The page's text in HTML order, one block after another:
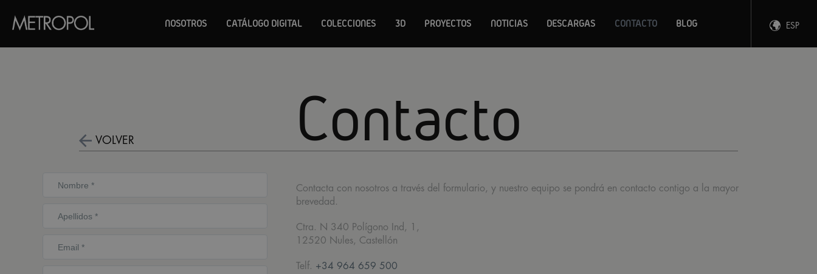
NOSOTROS CATÁLOGO DIGITAL COLECCIONES 3D PROYECTOS NOTICIAS DESCARGAS CONTACTO BLOG ESP
ENG
VOLVER Contacto
Contacta con nosotros a través del formulario, y nuestro equipo se pondrá en contacto contigo a la mayor
brevedad.
Ctra. N 340 Polígono Ind, 1,
12520 Nules, Castellón
Telf. +34 964 659 500